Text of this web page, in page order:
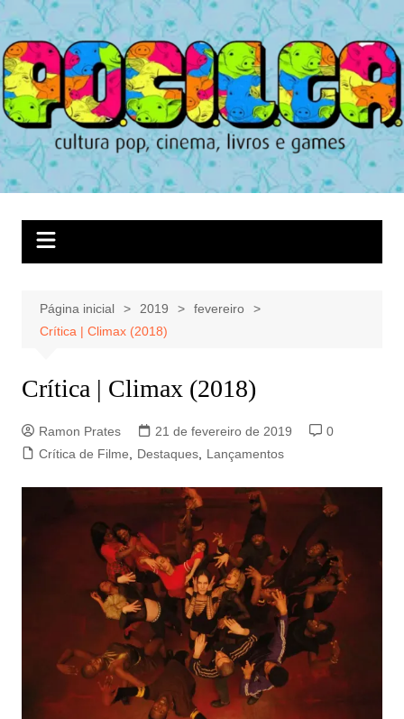
Ir
para
o
conteúdo
Página inicial 2019
fevereiro
Crítica | Climax (2018)
Crítica | Climax (2018)
Ramon Prates 21 de fevereiro de 2019
0
Crítica de Filme, Destaques, Lançamentos